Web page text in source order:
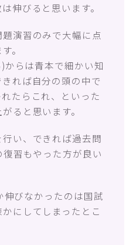
伸びると思います。
演習のみで大幅に点
。
からは青本で細かい知
れば自分の頭の中で
たらこれ、といった
ると思います。
い、できれば過去問
習もやった方が良い
伸びなかったのは国試
にしてしまったとこ